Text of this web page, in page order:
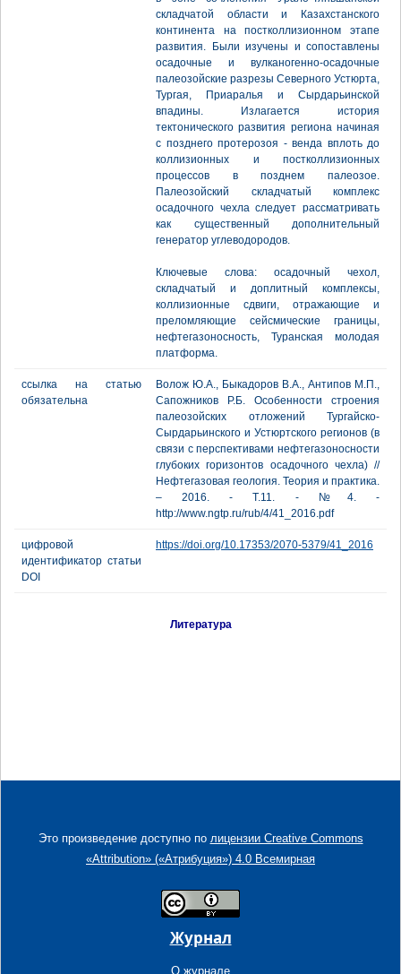
складчатой области и Казахстанского
континента на постколлизионном этапе
развития. Были изучены и сопоставлены
осадочные и вулканогенно-осадочные
палеозойские разрезы Северного Устюрта,
Тургая, Приаралья и Сырдарьинской
впадины. Излагается история
тектонического развития региона начиная
с позднего протерозоя - венда вплоть до
коллизионных и постколлизионных
процессов в позднем палеозое.
Палеозойский складчатый комплекс
осадочного чехла следует рассматривать
как существенный дополнительный
генератор углеводородов.
Ключевые слова: осадочный чехол,
складчатый и доплитный комплексы,
коллизионные сдвиги, отражающие и
преломляющие сейсмические границы,
нефтегазоносность, Туранская молодая
платформа.
ссылка на статью
обязательна
Волож Ю.А., Быкадоров В.А., Антипов М.П.,
Сапожников Р.Б. Особенности строения
палеозойских отложений Тургайско-
Сырдарьинского и Устюртского регионов (в
связи с перспективами нефтегазоносности
глубоких горизонтов осадочного чехла) //
Нефтегазовая геология. Теория и практика.
– 2016. - Т.11. - №4. -
http://www.ngtp.ru/rub/4/41_2016.pdf
цифровой
идентификатор статьи
DOI
https://doi.org/10.17353/2070-5379/41_2016
Литература
Это произведение доступно по лицензии Creative Commons
«Attribution» («Атрибуция») 4.0 Всемирная
Журнал
О журнале